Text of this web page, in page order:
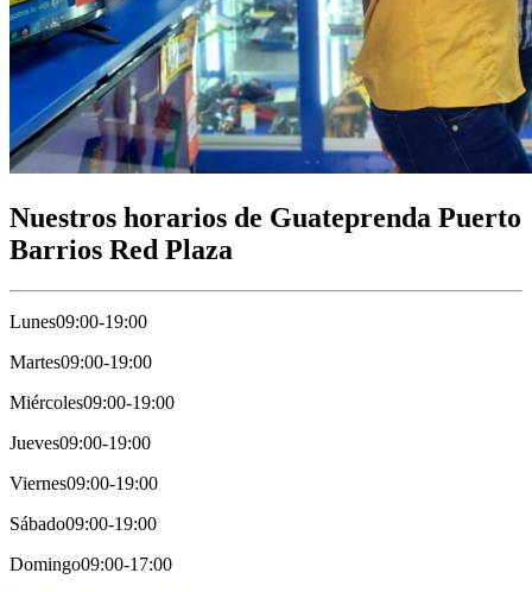
Nuestros horarios de Guateprenda Puerto
Barrios Red Plaza
Lunes09:00-19:00
Martes09:00-19:00
Miércoles09:00-19:00
Jueves09:00-19:00
Viernes09:00-19:00
Sábado09:00-19:00
Domingo09:00-17:00